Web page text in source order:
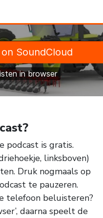
podcast is gratis.
linksboven)
Druk nogmaals op
te pauzeren.
telefoon beluisteren?
daarna speelt de